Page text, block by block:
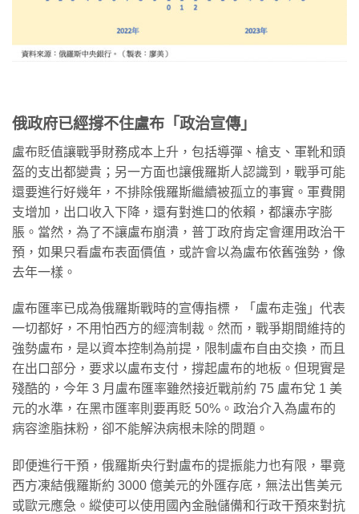
俄政府已經撐不住盧布「政治宣傳」
盧布貶值讓戰爭財務成本上升，包括導彈、槍支、軍靴和頭
盔的支出都變貴；另一方面也讓俄羅斯人認識到，戰爭可能
還要進行好幾年，不排除俄羅斯繼續被孤立的事實。軍費開
支增加，出口收入下降，還有對進口的依賴，都讓赤字膨
脹。當然，為了不讓盧布崩潰，普丁政府肯定會運用政治干
預，如果只看盧布表面價值，或許會以為盧布依舊強勢，像
去年一樣。
盧布匯率已成為俄羅斯戰時的宣傳指標，「盧布走強」代表
一切都好，不用怕西方的經濟制裁。然而，戰爭期間維持的
強勢盧布，是以資本控制為前提，限制盧布自由交換，而且
在出口部分，要求以盧布支付，撐起盧布的地板。但現實是
殘酷的，今年 3 月盧布匯率雖然接近戰前約 75 盧布兌 1 美
元的水準，在黑市匯率則要再貶 50%。政治介入為盧布的
病容塗脂抹粉，卻不能解決病根未除的問題。
即便進行干預，俄羅斯央行對盧布的提振能力也有限，畢竟
西方凍結俄羅斯約 3000 億美元的外匯存底，無法出售美元
或歐元應急。縱使可以使用國內金融儲備和行政干預來對抗